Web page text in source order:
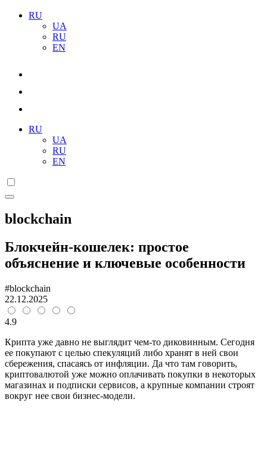
RU
UA
RU
EN
RU
UA
RU
EN
blockchain
Блокчейн-кошелек: простое
объяснение и ключевые особенности
#blockchain
22.12.2025
4.9
Крипта уже давно не выглядит чем-то диковинным. Сегодня
ее покупают с целью спекуляций либо хранят в ней свои
сбережения, спасаясь от инфляции. Да что там говорить,
криптовалютой уже можно оплачивать покупки в некоторых
магазинах и подписки сервисов, а крупные компании строят
вокруг нее свои бизнес-модели.